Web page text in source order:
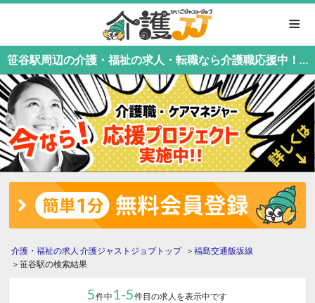
≡
笹谷駅周辺の介護・福祉の求人・転職なら介護職応援中！介護職専門の介護ジャストジョブ
介護・福祉の求人 介護ジャストジョブトップ
福島交通飯坂線
笹谷駅の検索結果
5件中 1-5件目の求人を表示中です